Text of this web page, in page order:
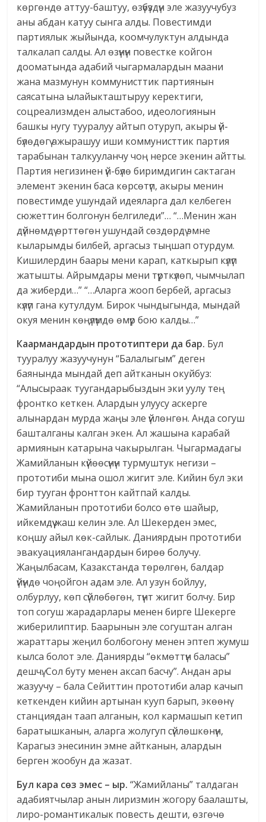
көргөндө аттуу-баштуу, өзүбүздүн эле жазуучубуз
аны абдан катуу сынга алды. Повестимди
партиялык жыйында, коомчулуктун алдында
талкалап салды. Ал өзүнүн повестке койгон
дооматында адабий чыгармалардын маани
жана мазмунун коммунисттик партиянын
саясатына ылайыкташтыруу керектиги,
соцреализмден алыстабоо, идеологиянын
башкы нугу тууралуу айтып отуруп, акыры үй-
бүлөдөгү ажырашуу иши коммунисттик партия
тарабынан талкууланчу чоң нерсе экенин айтты.
Партия негизинен үй-бүлө биримдигин сактаган
элемент экенин баса көрсөтүп, акыры менин
повестимде ушундай идеяларга дал келбеген
сюжеттин болгонун белгиледи”… “…Менин жан
дүйнөмдү өрттөгөн ушундай сөздөрдү эмне
кыларымды билбей, аргасыз тыңшап отурдум.
Кишилердин баары мени карап, каткырып күлүп
жатышты. Айрымдары мени түрткүлөп, чымчылап
да жиберди…” “…Аларга жооп бербей, аргасыз
күлүп гана кутулдум. Бирок чындыгында, мындай
окуя менин көңүлүмдө өмүр бою калды…”
Каармандардын прототиптери да бар. Бул
тууралуу жазуучунун “Балалыгым” деген
баянында мындай деп айтканын окуйбуз:
“Алысыраак туугандарыбыздын эки уулу тең
фронтко кеткен. Алардын улуусу аскерге
алынардан мурда жаңы эле үйлөнгөн. Анда согуш
башталганы калган экен. Ал жашына карабай
армиянын катарына чакырылган. Чыгармадагы
Жамийланын күйөөсүнүн турмуштук негизи –
прототиби мына ошол жигит эле. Кийин бул эки
бир тууган фронттон кайтпай калды.
Жамийланын прототиби болсо өтө шайыр,
ийкемдүү жаш келин эле. Ал Шекерден эмес,
коңшу айыл көк-сайлык. Даниярдын прототиби
эвакуациялангандардын бирөө болучу.
Жаңылбасам, Казакстанда төрөлгөн, балдар
үйүндө чоңойгон адам эле. Ал узун бойлуу,
олбурлуу, көп сүйлөбөгөн, түнт жигит болчу. Бир
топ согуш жарадарлары менен бирге Шекерге
жиберилиптир. Баарынын эле согуштан алган
жараттары жеңил болбогону менен эптеп жумуш
кылса болот эле. Даниярды “өкмөттүн баласы”
дешчү. Сол буту менен аксап басчу”. Андан ары
жазуучу – бала Сейиттин прототиби алар качып
кеткенден кийин артынан кууп барып, экөөнү
станциядан таап алганын, кол кармашып кетип
баратышканын, аларга жолугуп сүйлөшкөнүн,
Карагыз энесинин эмне айтканын, алардын
берген жообун да жазат.
Бул кара сөз эмес – ыр. “Жамийланы” талдаган
адабиятчылар анын лиризмин жогору баалашты,
лиро-романтикалык повесть дешти, өзгөчө